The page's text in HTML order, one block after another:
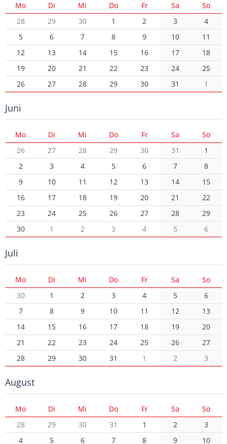
Mo Di Mi Do Fr Sa
So
28
29 30 1 2 3
4
5
6 7 8 9 10
11
12
13 14 15 16 17
18
19
20 21 22 23 24
25
26
27 28 29 30 31 1
Juni
Mo Di Mi Do Fr Sa
So
26
27 28 29 30 31
1
2
3 4 5 6 7
8
9
10 11 12 13 14
15
16
17 18 19 20 21
22
23
24 25 26 27 28
29
30
1 2 3 4 5 6
Juli
Mo Di Mi Do Fr Sa
So
30
1 2 3 4 5
6
7
8 9 10 11 12
13
14
15 16 17 18 19
20
21
22 23 24 25 26
27
28
29 30 31 1 2 3
August
Mo Di Mi Do Fr Sa
So
28
29 30 31 1 2
3
4
5 6 7 8 9 10